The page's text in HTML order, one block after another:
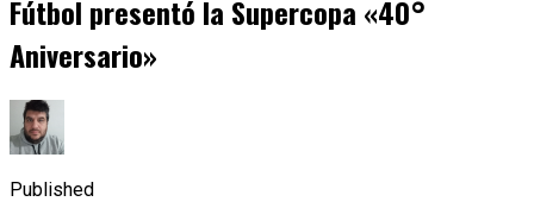
Fútbol presentó la Supercopa «40°
Aniversario»
Published